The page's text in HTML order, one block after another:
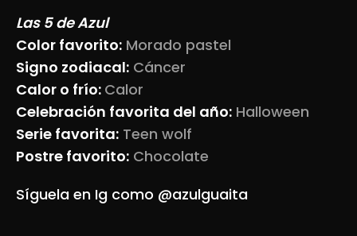
Las 5 de Azul
Color favorito: Morado pastel
Signo zodiacal: Cáncer
Calor o frío: Calor
Celebración favorita del año: Halloween
Serie favorita: Teen wolf
Postre favorito: Chocolate
Síguela en Ig como @azulguaita